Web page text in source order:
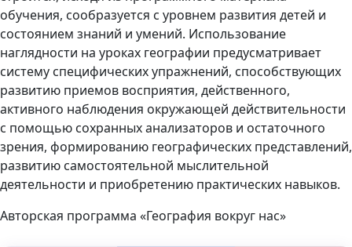
обучения, сообразуется с уровнем развития детей и
состоянием знаний и умений. Использование
наглядности на уроках географии предусматривает
систему специфических упражнений, способствующих
развитию приемов восприятия, действенного,
активного наблюдения окружающей действительности
с помощью сохранных анализаторов и остаточного
зрения, формированию географических представлений,
развитию самостоятельной мыслительной
деятельности и приобретению практических навыков.
Авторская программа «География вокруг нас»